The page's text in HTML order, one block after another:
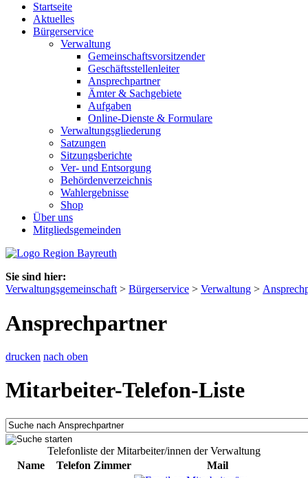
Startseite
Aktuelles
Bürgerservice
Verwaltung
Gemeinschaftsvorsitzender
Geschäftsstellenleiter
Ansprechpartner
Ämter & Sachgebiete
Aufgaben
Online-Dienste & Formulare
Verwaltungsgliederung
Satzungen
Sitzungsberichte
Ver- und Entsorgung
Behördenverzeichnis
Wahlergebnisse
Shop
Über uns
Mitgliedsgemeinden
Sie sind hier:
Verwaltungsgemeinschaft > Bürgerservice > Verwaltung >
Ansprechpartner
drucken nach oben
Mitarbeiter-Telefon-Liste
Telefonliste der Mitarbeiter/innen der Verwaltung
Name
Telefon Zimmer Mail